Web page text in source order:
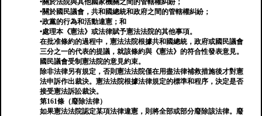
•關於法院與其他國家機關之間的管轄權糾紛；
•關於國民議會，共和國總統和政府之間的管轄權糾紛；
•政黨的行為和活動違憲；和
•處理本《憲法》或法律賦予憲法法院的其他事項。
在批准條約的過程中，憲法法院根據共和國總統，政府或國民議會
三分之一的代表的提議，就該條約與《憲法》的符合性發表意見。
國民議會受制憲法院的意見約束。
除非法律另有規定，否則憲法法院僅在用盡法律補救措施後才對憲
法申訴作出裁決。憲法法院根據法律規定的標準和程序，決定是否
接受憲法訴訟裁決。
第161條（廢除法律）
如果憲法法院認定某項法律違憲，則將全部或部分廢除該法律。廢